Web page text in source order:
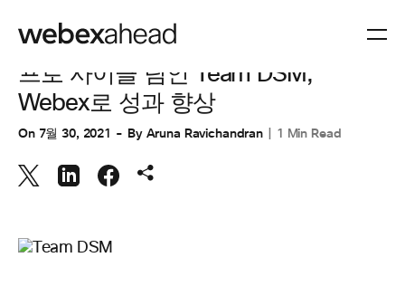
CUSTOMER STORIES,협업
프로 사이클 팀인 Team DSM,
Webex로 성과 향상
On 7월 30, 2021 By Aruna Ravichandran 1 Min Read